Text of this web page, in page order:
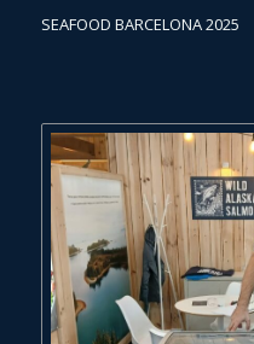
SEAFOOD BARCELONA 2025